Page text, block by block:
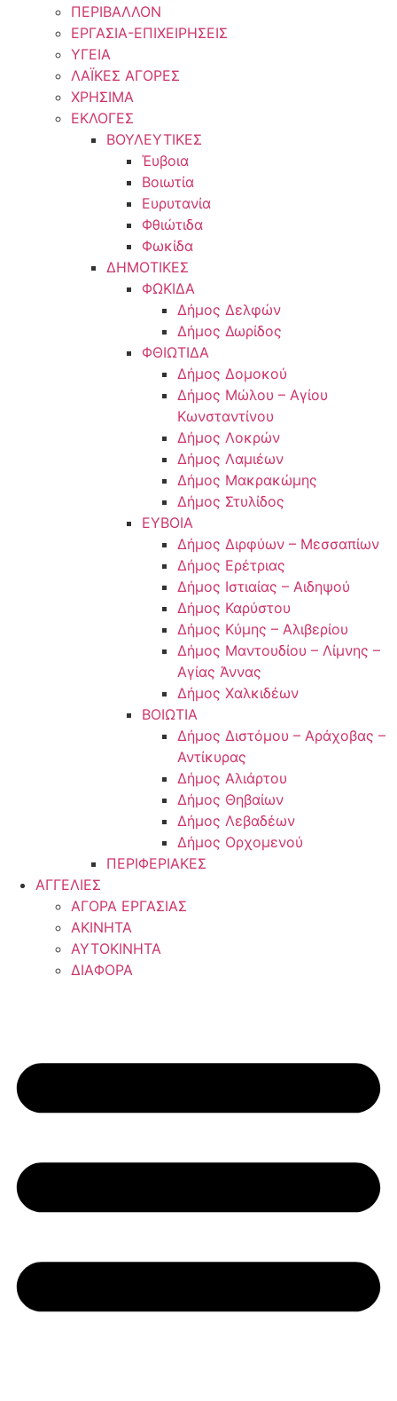
ΠΕΡΙΒΑΛΛΟΝ
ΕΡΓΑΣΙΑ-ΕΠΙΧΕΙΡΗΣΕΙΣ
ΥΓΕΙΑ
ΛΑΪΚΕΣ ΑΓΟΡΕΣ
ΧΡΗΣΙΜΑ
ΕΚΛΟΓΕΣ
ΒΟΥΛΕΥΤΙΚΕΣ
Έυβοια
Βοιωτία
Ευρυτανία
Φθιώτιδα
Φωκίδα
ΔΗΜΟΤΙΚΕΣ
ΦΩΚΙΔΑ
Δήμος Δελφών
Δήμος Δωρίδος
ΦΘΙΩΤΙΔΑ
Δήμος Δομοκού
Δήμος Μώλου – Αγίου
Κωνσταντίνου
Δήμος Λοκρών
Δήμος Λαμιέων
Δήμος Μακρακώμης
Δήμος Στυλίδος
ΕΥΒΟΙΑ
Δήμος Διρφύων – Μεσσαπίων
Δήμος Ερέτριας
Δήμος Ιστιαίας – Αιδηψού
Δήμος Καρύστου
Δήμος Κύμης – Αλιβερίου
Δήμος Μαντουδίου – Λίμνης –
Αγίας Άννας
Δήμος Χαλκιδέων
ΒΟΙΩΤΙΑ
Δήμος Διστόμου – Αράχοβας –
Αντίκυρας
Δήμος Αλιάρτου
Δήμος Θηβαίων
Δήμος Λεβαδέων
Δήμος Ορχομενού
ΠΕΡΙΦΕΡΙΑΚΕΣ
ΑΓΓΕΛΙΕΣ
ΑΓΟΡΑ ΕΡΓΑΣΙΑΣ
ΑΚΙΝΗΤΑ
ΑΥΤΟΚΙΝΗΤΑ
ΔΙΑΦΟΡΑ